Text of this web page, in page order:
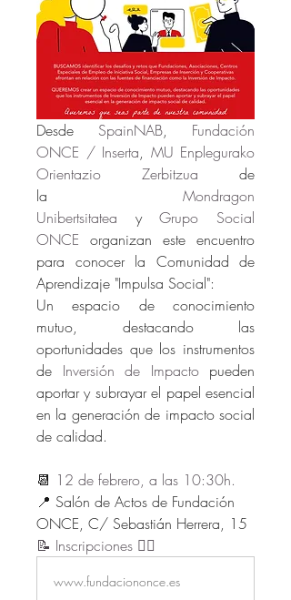
Desde SpainNAB, Fundación
ONCE / Inserta, MU Enplegurako
Orientazio Zerbitzua de
la Mondragon
Unibertsitatea y Grupo Social
ONCE organizan este encuentro
para conocer la Comunidad de
Aprendizaje "Impulsa Social":
Un espacio de conocimiento
mutuo, destacando las
oportunidades que los instrumentos
de Inversión de Impacto pueden
aportar y subrayar el papel esencial
en la generación de impacto social
de calidad.
📆 12 de febrero, a las 10:30h.
📍 Salón de Actos de Fundación
ONCE, C/ Sebastián Herrera, 15
📝 Inscripciones 👇🏻
www.fundaciononce.es